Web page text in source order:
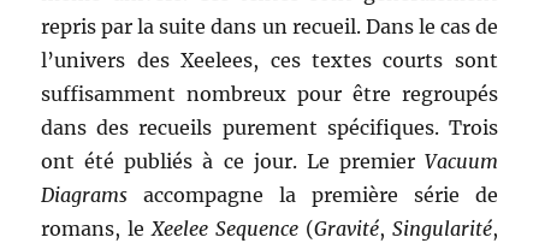
repris par la suite dans un recueil. Dans le cas de
l’univers des Xeelees, ces textes courts sont
suffisamment nombreux pour être regroupés
dans des recueils purement spécifiques. Trois
ont été publiés à ce jour. Le premier Vacuum
Diagrams accompagne la première série de
romans, leXeelee Sequence(Gravité, Singularité,